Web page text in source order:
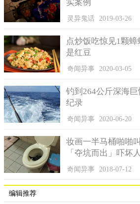
实案例
灵异鬼话 2019-03-26
点炒饭吃惊见1颗
是红豆
奇闻异事 2020-03-05
钓到264公斤深海
纪录
奇闻异事 2020-06-20
妆画一半马桶啪啪
「夺坑而出」吓坏人
奇闻异事 2018-07-12
编辑推荐